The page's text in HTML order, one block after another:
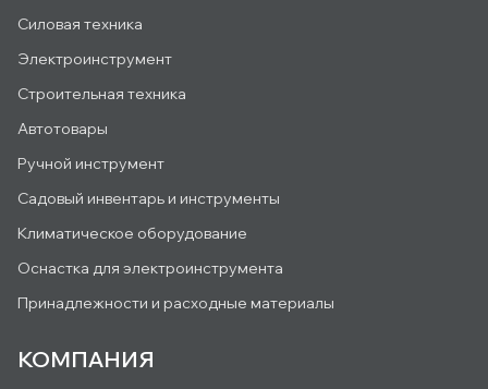
Силовая техника
Электроинструмент
Строительная техника
Автотовары
Ручной инструмент
Садовый инвентарь и инструменты
Климатическое оборудование
Оснастка для электроинструмента
Принадлежности и расходные материалы
КОМПАНИЯ